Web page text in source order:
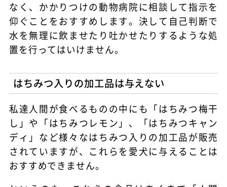
なく、かかりつけの動物病院に相談して指示を
仰ぐことをおすすめします。決して自己判断で
水を無理に飲ませたり吐かせたりするような処
置を行ってはいけません。
はちみつ入りの加工品は与えない
私達人間が食べるものの中にも「はちみつ梅干
し」や「はちみつレモン」、「はちみつキャン
ディ」など様々なはちみつ入りの加工品が販売
されていますが、これらを愛犬に与えることは
おすすめできません。